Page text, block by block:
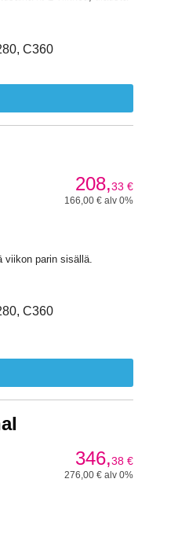
C360
208,33 €
166,00 € alv 0%
viikon parin sisällä.
C360
346,38 €
276,00 € alv 0%